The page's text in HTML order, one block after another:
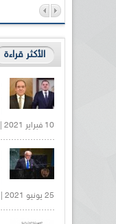
الأكثر قراءة
10 فبراير 2021 |
25 يونيو 2021 |